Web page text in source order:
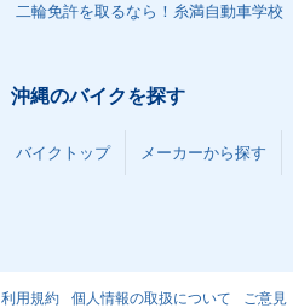
二輪免許を取るなら！糸満自動車学校
沖縄のバイクを探す
バイクトップ メーカーから探す
利用規約 個人情報の取扱について ご意見